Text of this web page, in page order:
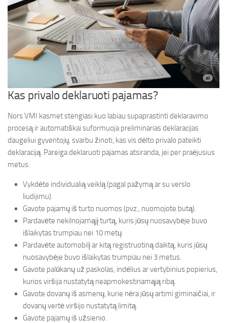
Kas privalo deklaruoti pajamas?
Nors VMI kasmet stengiasi kuo labiau supaprastinti deklaravimo
procesą ir automatiškai suformuoja preliminarias deklaracijas
daugeliui gyventojų, svarbu žinoti, kas vis dėlto privalo pateikti
deklaraciją. Pareiga deklaruoti pajamas atsiranda, jei per praėjusius
metus:
Vykdėte individualią veiklą (pagal pažymą ar su verslo
liudijimu).
Gavote pajamų iš turto nuomos (pvz., nuomojote butą).
Pardavėte nekilnojamąjį turtą, kuris jūsų nuosavybėje buvo
išlaikytas trumpiau nei 10 metų.
Pardavėte automobilį ar kitą registruotiną daiktą, kuris jūsų
nuosavybėje buvo išlaikytas trumpiau nei 3 metus.
Gavote palūkanų už paskolas, indėlius ar vertybinius popierius,
kurios viršija nustatytą neapmokestinamąją ribą.
Gavote dovanų iš asmenų, kurie nėra jūsų artimi giminaičiai, ir
dovanų vertė viršijo nustatytą limitą.
Gavote pajamų iš užsienio.